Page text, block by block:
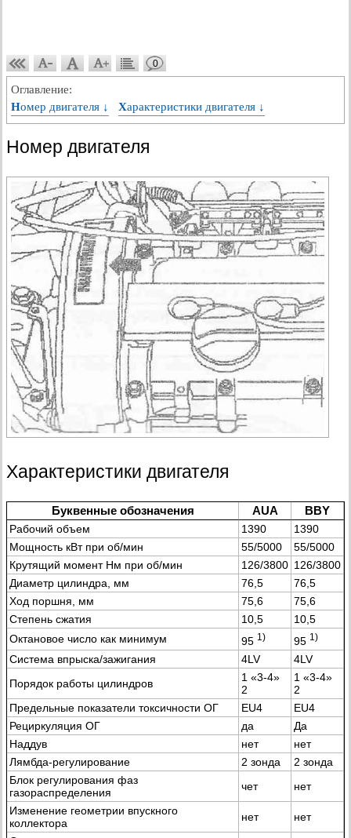
0
Оглавление:
Номер двигателя ↓
Характеристики двигателя ↓
Номер двигателя
Характеристики двигателя
Буквенные обозначения AUA BBY
Рабочий объем 1390
1390
Мощность кВт при об/мин
55/5000
55/5000
Крутящий момент Нм при об/мин
126/3800 126/3800
Диаметр цилиндра, мм
76,5
76,5
Ход поршня, мм
75,6
75,6
Степень сжатия
10,5
10,5
Октановое число как минимум
95 1) 95 1)
Система впрыска/зажигания 4LV
4LV
Порядок работы цилиндров
1 «3-4»
2
1 «3-4»
2
Предельные показатели токсичности ОГ
EU4
EU4
Рециркуляция ОГ
да
Да
Наддув
нет
нет
Лямбда-регулирование
2 зонда
2 зонда
Блок регулирования фаз
газораспределения
чет
нет
Изменение геометрии впускного
коллектора
нет
нет